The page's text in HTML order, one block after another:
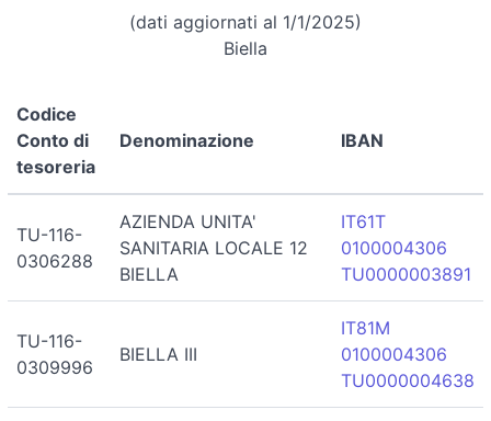
(dati aggiornati al 1/1/2025)
Biella
Codice
Conto di
tesoreria
Denominazione IBAN
TU-116-
0306288
AZIENDA UNITA'
SANITARIA LOCALE 12
BIELLA
IT61T
0100004306
TU0000003891
TU-116-
0309996
BIELLA III
IT81M
0100004306
TU0000004638